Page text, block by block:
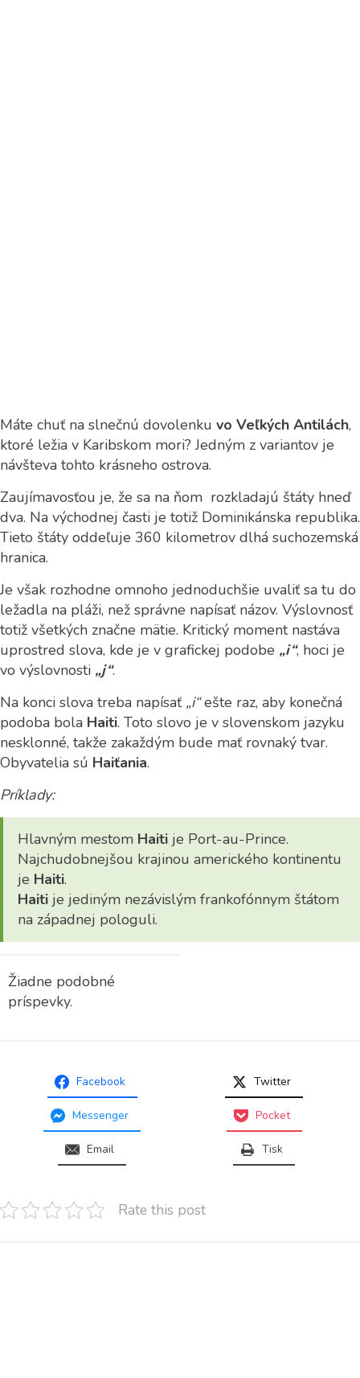
Máte chuť na slnečnú dovolenku vo Veľkých Antilách,
ktoré ležia v Karibskom mori? Jedným z variantov je
návšteva tohto krásneho ostrova.
Zaujímavosťou je, že sa na ňom rozkladajú štáty hneď
dva. Na východnej časti je totiž Dominikánska republika.
Tieto štáty oddeľuje 360 kilometrov dlhá suchozemská
hranica.
Je však rozhodne omnoho jednoduchšie uvaliť sa tu do
ležadla na pláži, než správne napísať názov. Výslovnosť
totiž všetkých značne mätie. Kritický moment nastáva
uprostred slova, kde je v grafickej podobe „i“, hoci je
vo výslovnosti „j“.
Na konci slova treba napísať „i“ešte raz, aby konečná
podoba bola Haiti. Toto slovo je v slovenskom jazyku
nesklonné, takže zakaždým bude mať rovnaký tvar.
Obyvatelia sú Haiťania.
Príklady:
Hlavným mestom Haiti je Port-au-Prince.
Najchudobnejšou krajinou amerického kontinentu
je Haiti.
Haiti je jediným nezávislým frankofónnym štátom
na západnej pologuli.
Žiadne podobné
príspevky.
Facebook Twitter
Messenger Pocket
Email Tisk
Rate this post